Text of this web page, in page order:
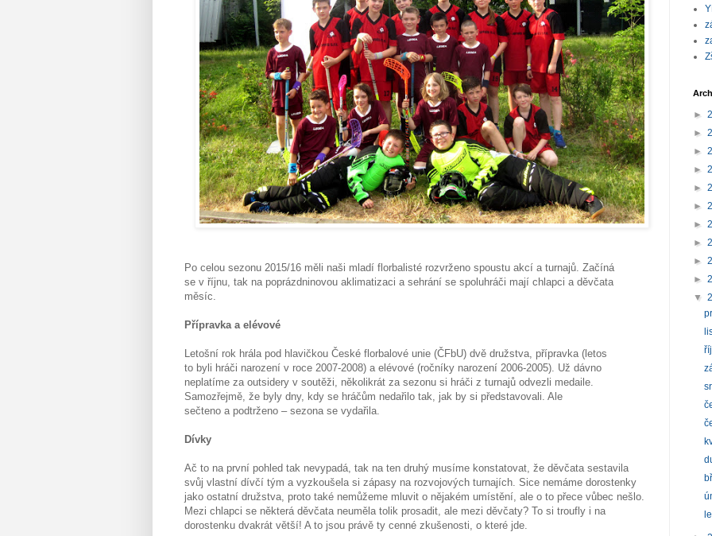
Po celou sezonu 2015/16 měli naši mladí florbalisté rozvrženo spoustu akcí a turnajů. Začíná
se v říjnu, tak na poprázdninovou aklimatizaci a sehrání se spoluhráči mají chlapci a děvčata
měsíc.
Přípravka a elévové
Letošní rok hrála pod hlavičkou České florbalové unie (ČFbU) dvě družstva, přípravka (letos
to byli hráči narození v roce 2007-2008) a elévové (ročníky narození 2006-2005). Už dávno
neplatíme za outsidery v soutěži, několikrát za sezonu si hráči z turnajů odvezli medaile.
Samozřejmě, že byly dny, kdy se hráčům nedařilo tak, jak by si představovali. Ale
sečteno a podtrženo – sezona se vydařila.
Dívky
Ač to na první pohled tak nevypadá, tak na ten druhý musíme konstatovat, že děvčata sestavila
svůj vlastní dívčí tým a vyzkoušela si zápasy na rozvojových turnajích. Sice nemáme dorostenky
jako ostatní družstva, proto také nemůžeme mluvit o nějakém umístění, ale o to přece vůbec nešlo.
Mezi chlapci se některá děvčata neuměla tolik prosadit, ale mezi děvčaty? To si troufly i na
dorostenku dvakrát větší! A to jsou právě ty cenné zkušenosti, o které jde.
►
►
►
►
►
►
►
►
►
►
▼